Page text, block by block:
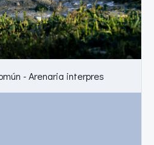
- Arenaria interpres